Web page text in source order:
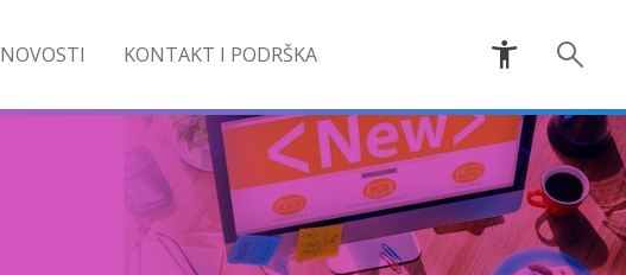
NOVOSTI KONTAKT I PODRŠKA